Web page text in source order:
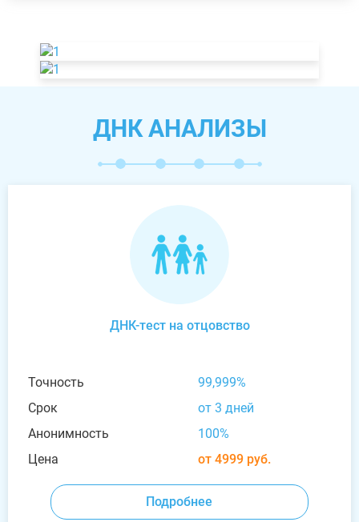
ДНК АНАЛИЗЫ
ДНК-тест на отцовство
Точность
99,999%
Срок
от 3 дней
Анонимность
100%
Цена
от 4999 руб.
Подробнее